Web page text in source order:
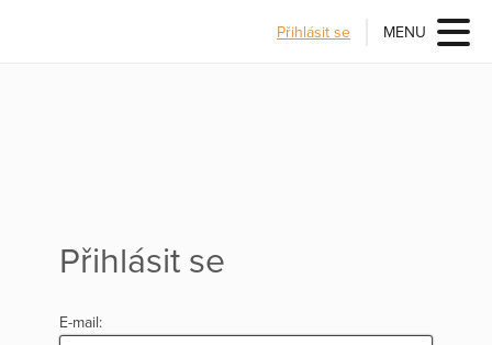
Přihlásit se MENU
Přihlásit se
E-mail: